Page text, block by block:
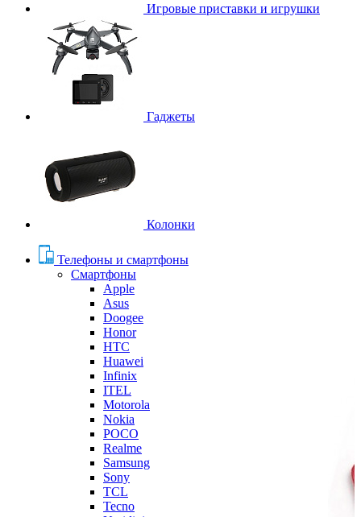
Игровые приставки и игрушки
Гаджеты
Колонки
Телефоны и смартфоны
Смартфоны
Apple
Asus
Doogee
Honor
HTC
Huawei
Infinix
ITEL
Motorola
Nokia
POCO
Realme
Samsung
Sony
TCL
Tecno